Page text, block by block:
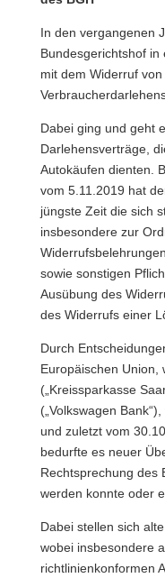
In den vergangenen
Bundesgerichtshof in
mit dem Widerruf von
Dabei ging und geht
Darlehensverträge,
Autokäufen dienten.
vom 5.11.2019 hat
jüngste Zeit die sich
insbesondere zur
sowie sonstigen
Ausübung des
des Widerrufs einer
Durch
Europäischen Union,
(„Kreissparkasse
(„Volkswagen
und zuletzt vom
bedurfte es neuer
Rechtsprechung des
werden konnte oder
Dabei stellen sich
wobei insbesondere
richtlinienkonformen